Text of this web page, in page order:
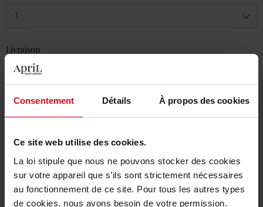
Consentement Détails À propos des cookies
Ce site web utilise des cookies.
La loi stipule que nous ne pouvons stocker des cookies
sur votre appareil que s’ils sont strictement nécessaires
au fonctionnement de ce site. Pour tous les autres types
de cookies, nous avons besoin de votre permission.
1
Livraison
En stock
Ajouter au panier
Livraison gratuite à partir de 50€
Retour gratuit dans votre magasin